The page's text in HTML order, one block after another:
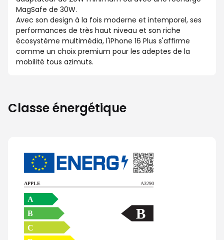
MagSafe de 30W.
Avec son design à la fois moderne et intemporel, ses
performances de très haut niveau et son riche
écosystème multimédia, l'iPhone 16 Plus s'affirme
comme un choix premium pour les adeptes de la
mobilité tous azimuts.
Classe énergétique